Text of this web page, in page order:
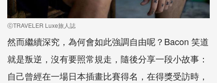
ⓒTRAVELER Luxe旅人誌
然而繼續深究，為何會如此強調自由呢？Bacon 笑道
就是叛逆，沒有要照常規走，隨後分享一段小故事：
自己曾經在一場日本插畫比賽得名，在得獎受訪時，